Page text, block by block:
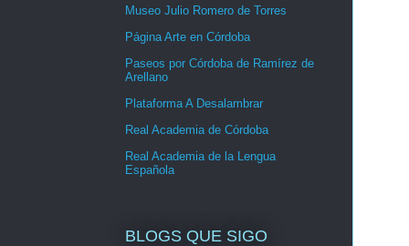
Museo Julio Romero de Torres
Página Arte en Córdoba
Paseos por Córdoba de Ramírez de
Arellano
Plataforma A Desalambrar
Real Academia de Córdoba
Real Academia de la Lengua
Española
BLOGS QUE SIGO